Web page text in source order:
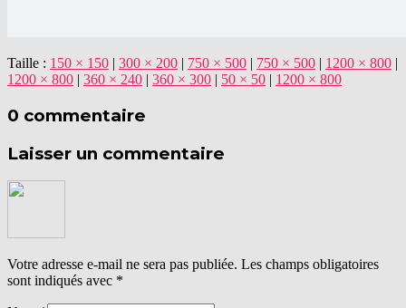
Taille : 150 × 150 | 300 × 200 | 750 × 500 | 750 × 500 | 1200 × 800 |
1200 × 800 | 360 × 240 | 360 × 300 | 50 × 50 | 1200 × 800
0 commentaire
Laisser un commentaire
Votre adresse e-mail ne sera pas publiée. Les champs obligatoires
sont indiqués avec *